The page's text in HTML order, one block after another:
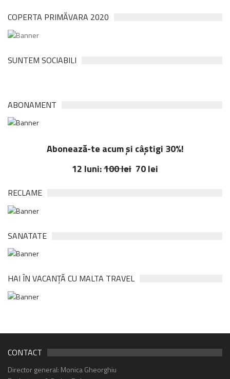
COPERTA PRIMĂVARA 2020
SUNTEM SOCIABILI
ABONAMENT
Abonează-te acum și câștigi 30%!
12 luni:100 lei 70 lei
RECLAME
SANATATE
HAI ÎN VACANȚĂ CU MALTA TRAVEL
CONTACT
Director general: Monica Gheorghiu